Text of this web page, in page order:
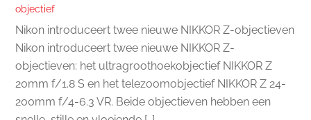
objectief
Nikon introduceert twee nieuwe NIKKOR Z-objectieven
Nikon introduceert twee nieuwe NIKKOR Z-
objectieven: het ultragroothoekobjectief NIKKOR Z
20mm f/1.8 S en het telezoomobjectief NIKKOR Z 24-
200mm f/4-6.3 VR. Beide objectieven hebben een